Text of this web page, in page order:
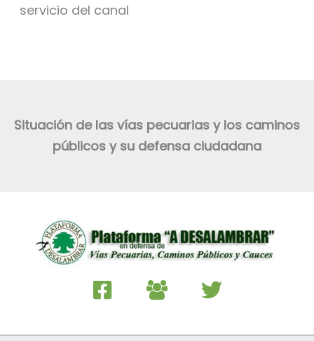
servicio del canal
Situación de las vías pecuarias y los caminos
públicos y su defensa ciudadana